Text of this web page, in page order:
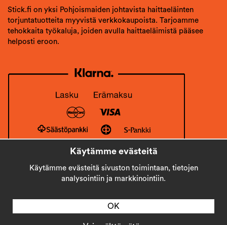
Stick.fi on yksi Pohjoismaiden johtavista haittaeläinten
torjuntatuotteita myyvistä verkkokaupoista. Tarjoamme
tehokkaita työkaluja, joiden avulla haittaeläimistä pääsee
helposti eroon.
Käytämme evästeitä
Käytämme evästeitä sivuston toimintaan, tietojen
analysointiin ja markkinointiin.
OK